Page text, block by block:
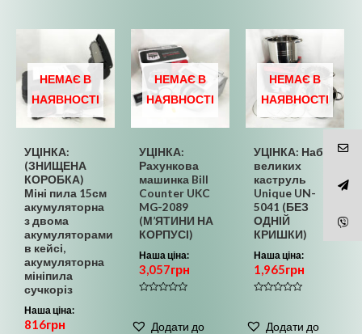
НЕМАЄ В
НАЯВНОСТІ
УЦІНКА:
(ЗНИЩЕНА
КОРОБКА)
Міні пила 15см
акумуляторна
з двома
акумуляторами
в кейсі,
акумуляторна
мініпила
сучкоріз
Наша ціна:
816грн
НЕМАЄ В
НАЯВНОСТІ
УЦІНКА:
Рахункова
машинка Bill
Counter UKC
MG-2089
(М’ЯТИНИ НА
КОРПУСІ)
Наша ціна:
3,057грн
з
Додати до
НЕМАЄ В
НАЯВНОСТІ
УЦІНКА: Набір
великих
каструль
Unique UN-
5041 (БЕЗ
ОДНІЙ
КРИШКИ)
Наша ціна:
1,965грн
з
Додати до